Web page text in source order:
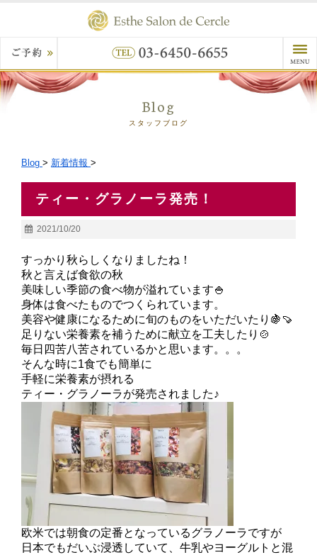
Blog
スタッフブログ
Blog > 新着情報 >
ティー・グラノーラ発売！
2021/10/20
すっかり秋らしくなりましたね！
秋と言えば食欲の秋
美味しい季節の食べ物が溢れています🍚
身体は食べたものでつくられています。
美容や健康になるために旬のものをいただいたり🍇🍠
足りない栄養素を補うために献立を工夫したり🍲
毎日四苦八苦されているかと思います。。。
そんな時に1食でも簡単に
手軽に栄養素が摂れる
ティー・グラノーラが発売されました♪
欧米では朝食の定番となっているグラノーラですが
日本でもだいぶ浸透していて、牛乳やヨーグルトと混